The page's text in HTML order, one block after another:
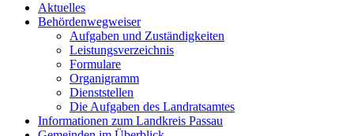
Aktuelles
Behördenwegweiser
Aufgaben und Zuständigkeiten
Leistungsverzeichnis
Formulare
Organigramm
Dienststellen
Die Aufgaben des Landratsamtes
Informationen zum Landkreis Passau